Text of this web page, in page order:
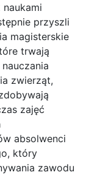
przyszli
magisterskie
trwają
zwierząt,
zajęć
absolwenci
który
zawodu